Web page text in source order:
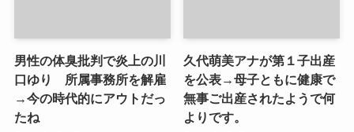
男性の体臭批判で炎上の川
口ゆり 所属事務所を解雇
→今の時代的にアウトだっ
たね
久代萌美アナが第１子出産
を公表→母子ともに健康で
無事ご出産されたようで何
よりです。